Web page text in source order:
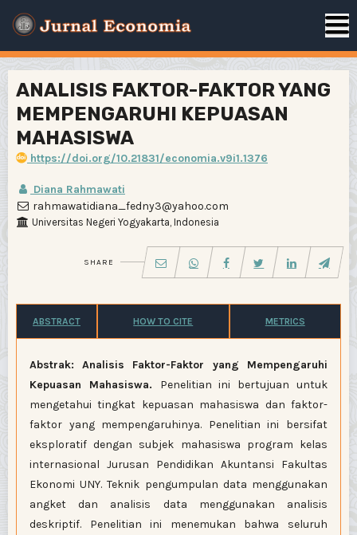
ANALISIS FAKTOR-FAKTOR YANG
MEMPENGARUHI KEPUASAN
MAHASISWA
https://doi.org/10.21831/economia.v9i1.1376
Diana Rahmawati
rahmawatidiana_fedny3@yahoo.com
Universitas Negeri Yogyakarta, Indonesia
SHARE
ABSTRACT HOW TO CITE METRICS
Abstrak:
Analisis Faktor-Faktor yang Mempengaruhi
Kepuasan Mahasiswa. Penelitian ini bertujuan untuk
mengetahui tingkat kepuasan mahasiswa dan faktor-
faktor yang mempengaruhinya. Penelitian ini bersifat
eksploratif dengan subjek mahasiswa program kelas
internasional Jurusan Pendidikan Akuntansi Fakultas
Ekonomi UNY. Teknik pengumpulan data menggunakan
angket dan analisis data menggunakan analisis
deskriptif. Penelitian ini menemukan bahwa seluruh